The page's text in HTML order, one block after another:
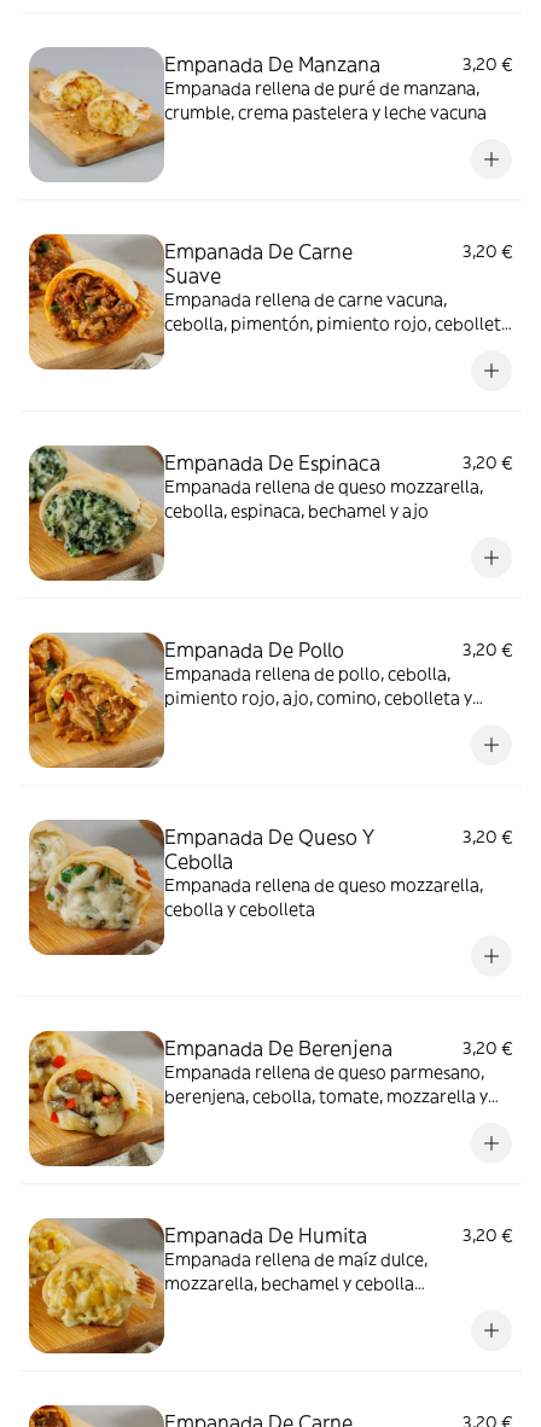
Empanada De Manzana
3,20 €
Empanada rellena de puré de manzana,
crumble, crema pastelera y leche vacuna
Empanada De Carne
Suave
3,20 €
Empanada rellena de carne vacuna,
cebolla, pimentón, pimiento rojo, cebolleta
Empanada De Espinaca
3,20 €
Empanada rellena de queso mozzarella,
cebolla, espinaca, bechamel y ajo
Empanada De Pollo
3,20 €
Empanada rellena de pollo, cebolla,
pimiento rojo, ajo, comino, cebolleta y
Empanada De Queso Y
Cebolla
3,20 €
Empanada rellena de queso mozzarella,
cebolla y cebolleta
Empanada De Berenjena
3,20 €
Empanada rellena de queso parmesano,
berenjena, cebolla, tomate, mozzarella y
Empanada De Humita
3,20 €
Empanada rellena de maíz dulce,
mozzarella, bechamel y cebolla
Empanada De Carne
3,20 €